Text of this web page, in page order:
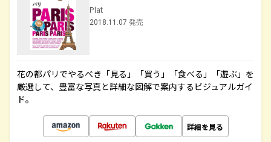
Plat
2018.11.07 発売
花の都パリでやるべき「見る」「買う」「食べる」「遊ぶ」を
厳選して、豊富な写真と詳細な図解で案内するビジュアルガイ
ド。
詳細を見る